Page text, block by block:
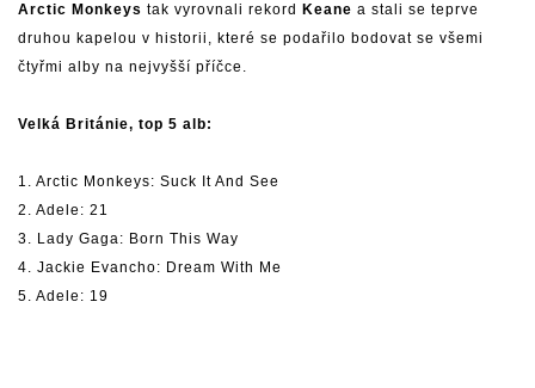
Arctic Monkeys tak vyrovnali rekord Keane a stali se teprve
druhou kapelou v historii, které se podařilo bodovat se všemi
čtyřmi alby na nejvyšší příčce.
Velká Británie, top 5 alb:
1. Arctic Monkeys: Suck It And See
2. Adele: 21
3. Lady Gaga: Born This Way
4. Jackie Evancho: Dream With Me
5. Adele: 19